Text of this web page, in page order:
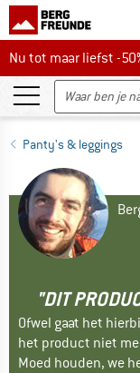
Nu tot maar liefst -
Nu tot maar liefst -
Panty's & leggings
"DIT
Ofwel gaat het
het product niet
Moed houden, we